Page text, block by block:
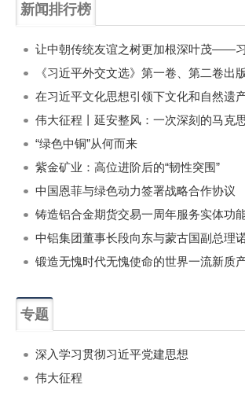
新闻排行榜
《习近平外交文选》第一卷、第二卷出
“绿色中铜”从何而来
紫金矿业：高位进阶后的“韧性突围”
中国恩菲与绿色动力签署战略合作协议
铸造铝合金期货交易一周年服务实体功
专题
深入学习贯彻习近平党建思想
伟大征程